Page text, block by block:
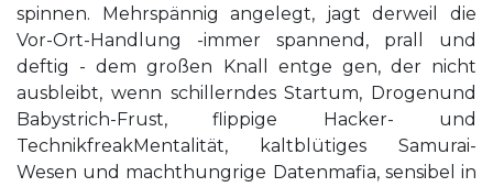
spinnen. Mehrspännig angelegt, jagt derweil die
Vor-Ort-Handlung -immer spannend, prall und
deftig - dem großen Knall entge­ gen, der nicht
ausbleibt, wenn schillerndes Startum, Drogenund
Babystrich-Frust, flippige Hacker- und
TechnikfreakMentalität, kaltblütiges Samurai-
Wesen und machthungrige Datenmafia, sensibel in